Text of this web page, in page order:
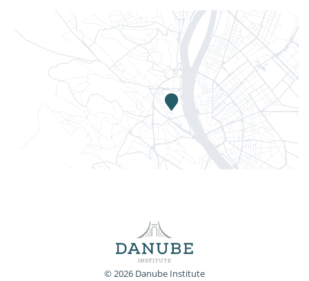
© 2026 Danube Institute